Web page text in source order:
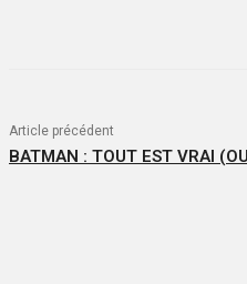
Article précédent
BATMAN : TOUT EST VRAI